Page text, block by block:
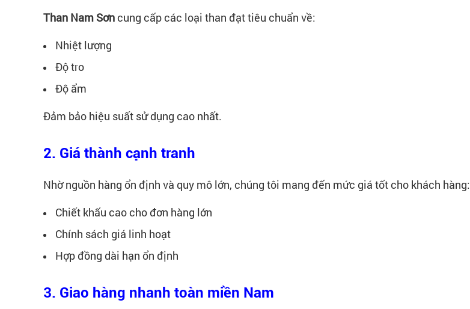
Than Nam Sơncung cấp các loại than đạt tiêu chuẩn về:
Nhiệt lượng
Độ tro
Độ ẩm
Đảm bảo hiệu suất sử dụng cao nhất.
2. Giá thành cạnh tranh
Nhờ nguồn hàng ổn định và quy mô lớn, chúng tôi mang đến mức giá tốt cho khách hàng:
Chiết khấu cao cho đơn hàng lớn
Chính sách giá linh hoạt
Hợp đồng dài hạn ổn định
3. Giao hàng nhanh toàn miền Nam